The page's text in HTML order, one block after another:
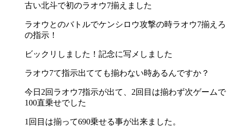
古い北斗で初のラオウ7揃えました
ラオウとのバトルでケンシロウ攻撃の時ラオウ7揃えろ
の指示！
ビックリしました！記念に写メしました
ラオウ7て指示出てても揃わない時あるんですか？
今日2回ラオウ7指示が出て、2回目は揃わず次ゲームで
100直乗せでした
1回目は揃って690乗せる事が出来ました。